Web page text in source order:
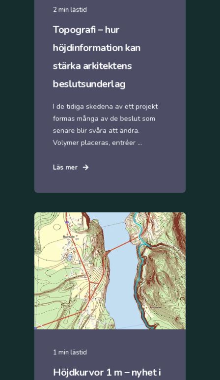
2 min lästid
Topografi – hur
höjdinformation kan
stärka arkitektens
beslutsunderlag
I de tidiga skedena av ett projekt
formas många av de beslut som
senare blir svåra att ändra.
Volymer placeras, entréer ...
Läs mer
1 min lästid
Höjdkurvor 1 m – nyhet i